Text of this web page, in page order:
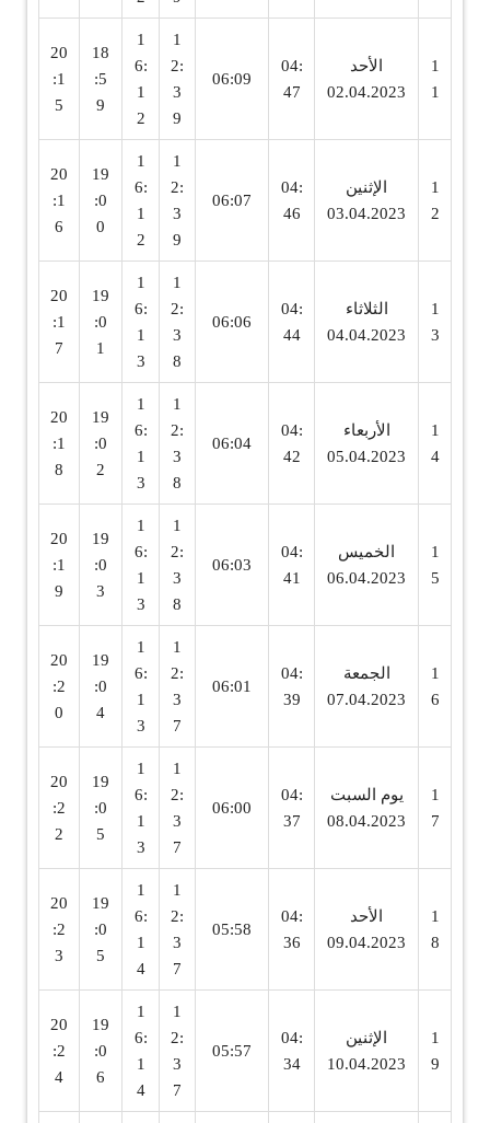
1
1
الأحد
02.04.2023
04:
47
06:09
1
2:
3
9
1
6:
1
2
18
:5
9
20
:1
5
1
2
الإثنين
03.04.2023
04:
46
06:07
1
2:
3
9
1
6:
1
2
19
:0
0
20
:1
6
1
3
الثلاثاء
04.04.2023
04:
44
06:06
1
2:
3
8
1
6:
1
3
19
:0
1
20
:1
7
1
4
الأربعاء
05.04.2023
04:
42
06:04
1
2:
3
8
1
6:
1
3
19
:0
2
20
:1
8
1
5
الخميس
06.04.2023
04:
41
06:03
1
2:
3
8
1
6:
1
3
19
:0
3
20
:1
9
1
6
الجمعة
07.04.2023
04:
39
06:01
1
2:
3
7
1
6:
1
3
19
:0
4
20
:2
0
1
7
يوم السبت
08.04.2023
04:
37
06:00
1
2:
3
7
1
6:
1
3
19
:0
5
20
:2
2
1
8
الأحد
09.04.2023
04:
36
05:58
1
2:
3
7
1
6:
1
4
19
:0
5
20
:2
3
1
9
الإثنين
10.04.2023
04:
34
05:57
1
2:
3
7
1
6:
1
4
19
:0
6
20
:2
4